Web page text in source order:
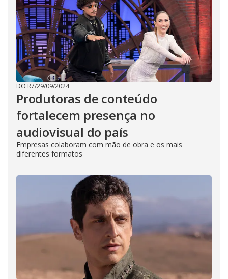
DO R7/29/09/2024
Produtoras de conteúdo
fortalecem presença no
audiovisual do país
Empresas colaboram com mão de obra e os mais
diferentes formatos